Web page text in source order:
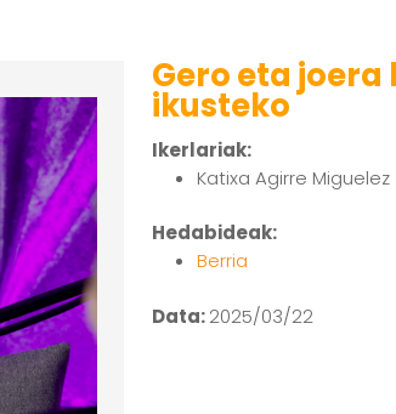
Gero eta
ikusteko
Ikerlariak:
Katixa Agirre Miguelez
Hedabideak:
Berria
Data:2025/03/22